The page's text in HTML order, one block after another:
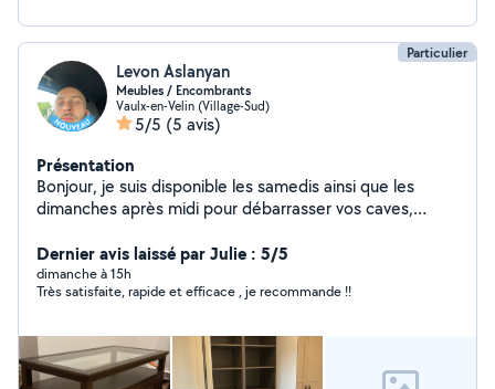
Particulier
Levon Aslanyan
Meubles / Encombrants
Vaulx-en-Velin (Village-Sud)
5/5 (5 avis)
Présentation
Bonjour, je suis disponible les samedis ainsi que les
dimanches après midi pour débarrasser vos caves,
monter des meubles en kit hors cuisine.
Dernier avis laissé par Julie : 5/5
dimanche à 15h
Très satisfaite, rapide et efficace , je recommande !!